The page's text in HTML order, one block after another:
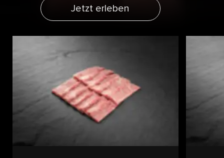
Jetzt erleben